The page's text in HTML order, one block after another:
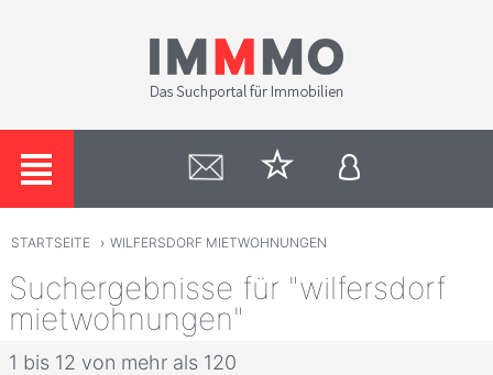
STARTSEITE › WILFERSDORF MIETWOHNUNGEN
Suchergebnisse für "wilfersdorf
mietwohnungen"
1 bis 12 von mehr als 120